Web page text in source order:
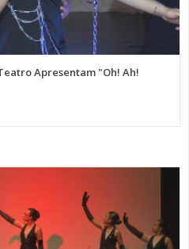
Apresentam "Oh! Ah!